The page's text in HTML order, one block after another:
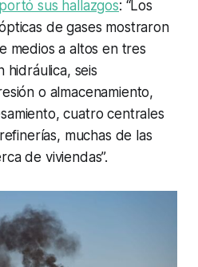
sus hallazgos: “Los
de gases mostraron
medios a altos en tres
hidráulica, seis
o almacenamiento,
cuatro centrales
muchas de las
de viviendas”.